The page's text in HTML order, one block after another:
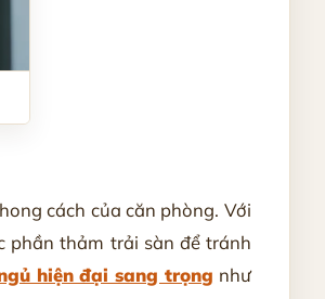
cách của căn phòng. Với
phần thảm trải sàn để tránh
hiện đại sang trọng như